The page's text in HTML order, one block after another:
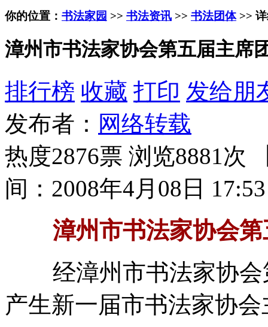
你的位置： 书法家园 >> 书法资讯 >> 书法团体>>
漳州市书法家协会第五届主席
排行榜 收藏 打印 发给朋
发布者： 网络转载
热度2876票 浏览8881次
间：2008年4月08日 17:53
漳州市书法家协会
经漳州市书法家协会
产生新一届市书法家协